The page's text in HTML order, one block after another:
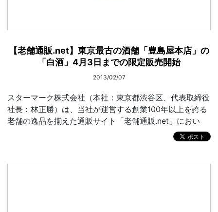
【老舗通販.net】東京最古の酒舗「豊島屋本店」の
「白酒」4月3日までの限定販売開始
2013/02/07
スターマーク株式会社（本社：東京都渋谷区、代表取締役
社長：林正勝）は、当社が運営する創業100年以上を誇る
老舗の逸品を揃えた通販サイト「老舗通販.net」におい